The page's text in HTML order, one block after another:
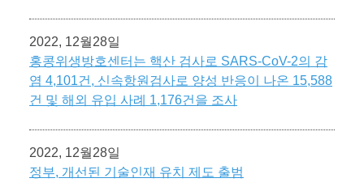
2022, 12월28일
홍콩위생방호센터는 핵산 검사로 SARS-CoV-2의 감
염 4,101건, 신속항원검사로 양성 반응이 나온 15,588
건 및 해외 유입 사례 1,176건을 조사
2022, 12월28일
정부, 개선된 기술인재 유치 제도 출범